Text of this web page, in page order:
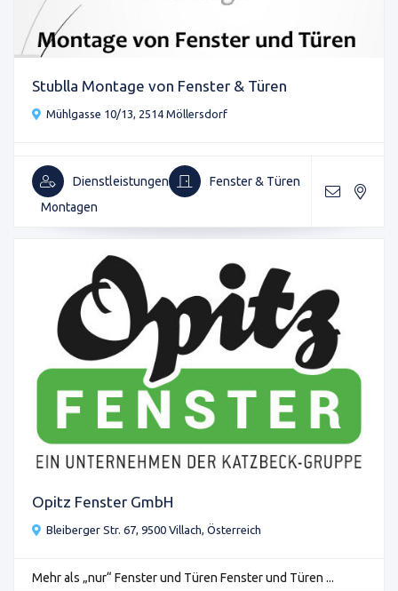
Stublla Montage von Fenster & Türen
Mühlgasse 10/13, 2514 Möllersdorf
Dienstleistungen
Fenster & Türen
Montagen
Opitz Fenster GmbH
Bleiberger Str. 67, 9500 Villach, Österreich
Mehr als „nur“ Fenster und Türen Fenster und Türen ...